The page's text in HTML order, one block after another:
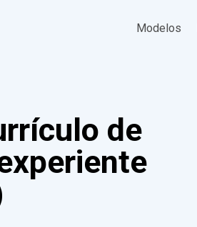
Modelos
de